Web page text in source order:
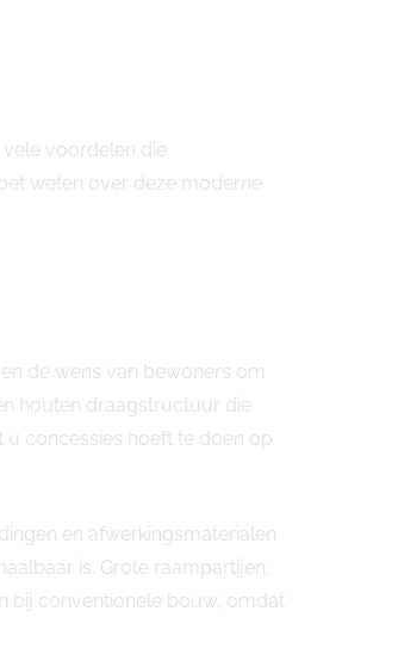
voordelen die
weten over deze moderne
de wens van bewoners om
houten draagstructuur die
concessies hoeft te doen op
en afwerkingsmaterialen
is. Grote raampartijen,
bij conventionele bouw, omdat